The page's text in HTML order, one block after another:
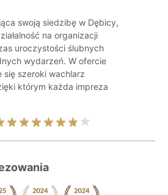
swoją siedzibę w Dębicy,
na organizacji
uroczystości ślubnych
wydarzeń. W ofercie
się szeroki wachlarz
którym każda impreza